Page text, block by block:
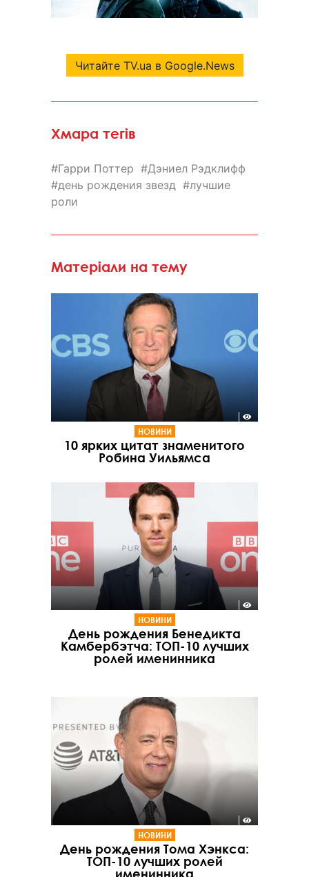
Читайте TV.ua в Google.News
Хмара тегів
Гарри Поттер
Дэниел Рэдклифф
день рождения звезд
лучшие
роли
Матеріали на тему
НОВИНИ
10 ярких цитат знаменитого
Робина Уильямса
НОВИНИ
День рождения Бенедикта
Камбербэтча: ТОП-10 лучших
ролей именинника
НОВИНИ
День рождения Тома Хэнкса:
ТОП-10 лучших ролей
именинника